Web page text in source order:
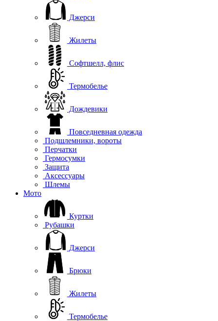
Джерси
Жилеты
Софтшелл, флис
Термобелье
Дождевики
Повседневная одежда
Подшлемники, вороты
Перчатки
Гермосумки
Защита
Аксессуары
Шлемы
Мото
Куртки
Рубашки
Джерси
Брюки
Жилеты
Термобелье